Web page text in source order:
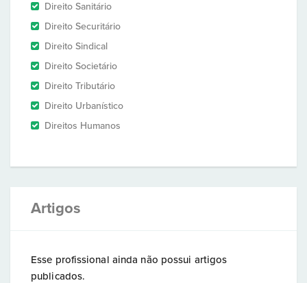
Direito Sanitário
Direito Securitário
Direito Sindical
Direito Societário
Direito Tributário
Direito Urbanístico
Direitos Humanos
Artigos
Esse profissional ainda não possui artigos
publicados.